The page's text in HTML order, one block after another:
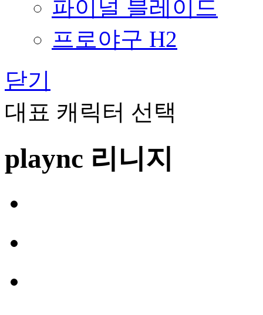
파이널 블레이드
프로야구 H2
닫기
대표 캐릭터 선택
plaync 리니지